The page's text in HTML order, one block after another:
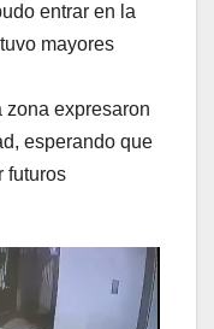
entrar en la
mayores
zona expresaron
esperando que
futuros